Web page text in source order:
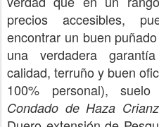
precios accesibles,
encontrar un buen
una verdadera
calidad, terruño y buen
100% personal),
Condado de Haza